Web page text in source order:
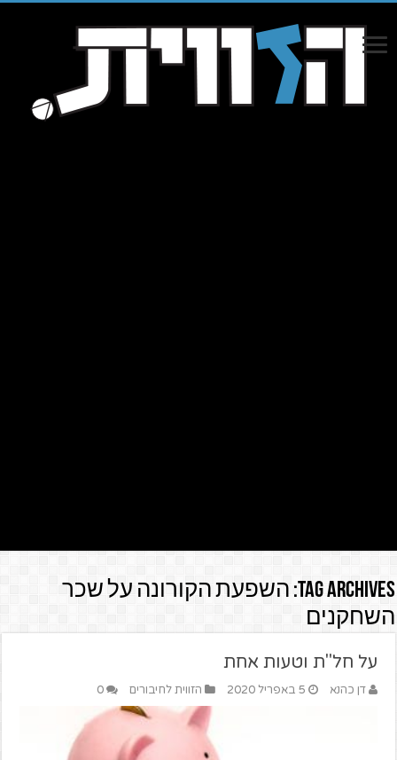
Tag Archives: השפעת הקורונה על שכר
השחקנים
על חל"ת וטעות אחת
דן כהנא 5 באפריל 2020 הזווית לחיבורים 0